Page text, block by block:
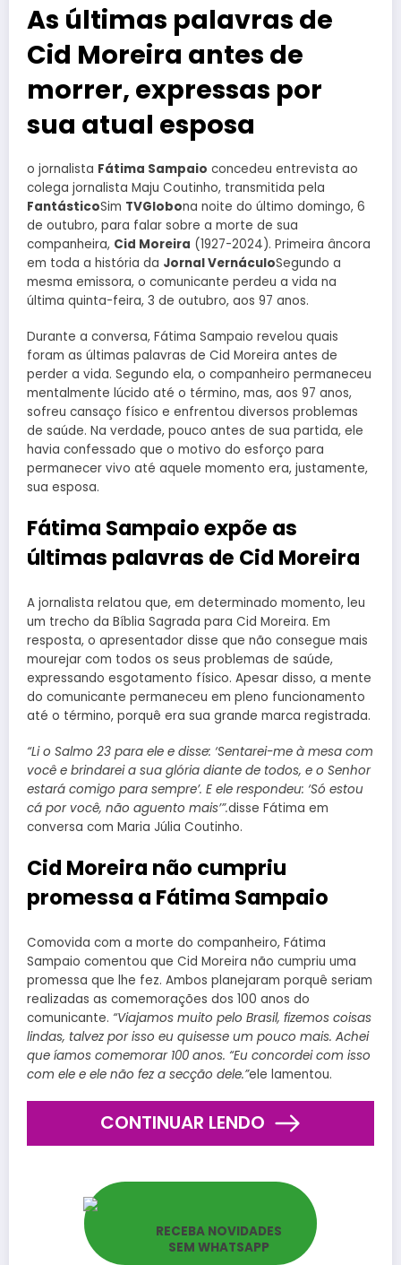
As últimas palavras de
Cid Moreira antes de
morrer, expressas por
sua atual esposa
o jornalista Fátima Sampaio concedeu entrevista ao
colega jornalista Maju Coutinho, transmitida pela
FantásticoSim TVGlobona noite do último domingo, 6
de outubro, para falar sobre a morte de sua
companheira, Cid Moreira (1927-2024). Primeira âncora
em toda a história da Jornal VernáculoSegundo a
mesma emissora, o comunicante perdeu a vida na
última quinta-feira, 3 de outubro, aos 97 anos.
Durante a conversa, Fátima Sampaio revelou quais
foram as últimas palavras de Cid Moreira antes de
perder a vida. Segundo ela, o companheiro permaneceu
mentalmente lúcido até o término, mas, aos 97 anos,
sofreu cansaço físico e enfrentou diversos problemas
de saúde. Na verdade, pouco antes de sua partida, ele
havia confessado que o motivo do esforço para
permanecer vivo até aquele momento era, justamente,
sua esposa.
Fátima Sampaio expõe as
últimas palavras de Cid Moreira
A jornalista relatou que, em determinado momento, leu
um trecho da Bíblia Sagrada para Cid Moreira. Em
resposta, o apresentador disse que não consegue mais
mourejar com todos os seus problemas de saúde,
expressando esgotamento físico. Apesar disso, a mente
do comunicante permaneceu em pleno funcionamento
até o término, porquê era sua grande marca registrada.
“Li o Salmo 23 para ele e disse: ‘Sentarei-me à mesa com
você e brindarei a sua glória diante de todos, e o Senhor
estará comigo para sempre’. E ele respondeu: ‘Só estou
cá por você, não aguento mais’”.disse Fátima em
conversa com Maria Júlia Coutinho.
Cid Moreira não cumpriu
promessa a Fátima Sampaio
Comovida com a morte do companheiro, Fátima
Sampaio comentou que Cid Moreira não cumpriu uma
promessa que lhe fez. Ambos planejaram porquê seriam
realizadas as comemorações dos 100 anos do
comunicante. “Viajamos muito pelo Brasil, fizemos coisas
lindas, talvez por isso eu quisesse um pouco mais. Achei
que íamos comemorar 100 anos. “Eu concordei com isso
com ele e ele não fez a secção dele.”ele lamentou.
CONTINUAR LENDO
RECEBA NOVIDADES
SEM WHATSAPP